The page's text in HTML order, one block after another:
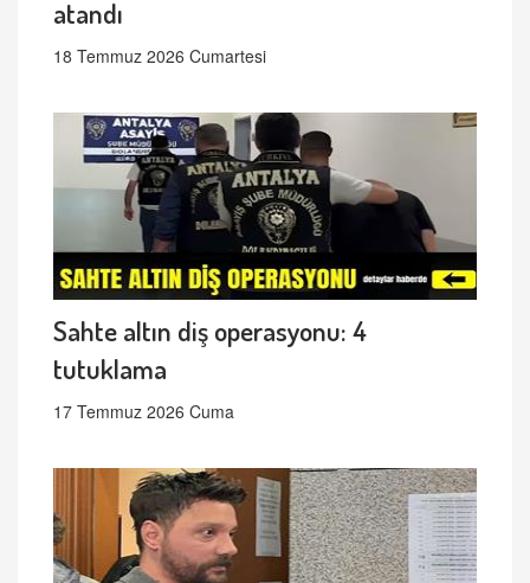
atandı
18 Temmuz 2026 Cumartesi
Sahte altın diş operasyonu: 4
tutuklama
17 Temmuz 2026 Cuma